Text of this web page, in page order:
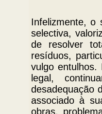
Infelizmente, o
selectiva,
de resolver
resíduos,
vulgo
legal,
desadequação
associado à
obras,